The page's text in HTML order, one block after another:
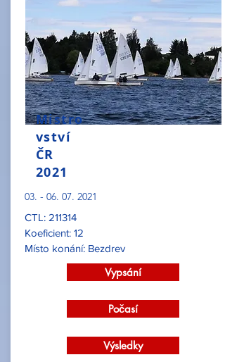
Mistro
vství
ČR
2021
03. - 06. 07. 2021
CTL: 211314
Koeficient: 12
Místo konání: Bezdrev
Vypsání
Počasí
Výsledky